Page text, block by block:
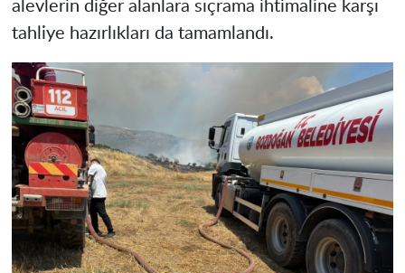
alevlerin diğer alanlara sıçrama ihtimaline karşı
tahliye hazırlıkları da tamamlandı.